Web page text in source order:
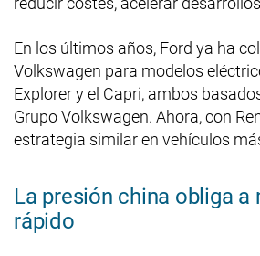
En los últimos años, Ford ya ha
Volkswagen para modelos
Explorer y el Capri, ambos
Grupo Volkswagen. Ahora, con
estrategia similar en vehículos
La presión china obliga a
rápido